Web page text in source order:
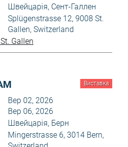
Швейцарія, Сент-Галлен
Splügenstrasse 12, 9008 St.
Gallen, Switzerland
Gallen
Виставка
Вер 02, 2026
Вер 06, 2026
Швейцарія, Берн
Mingerstrasse 6, 3014 Bern,